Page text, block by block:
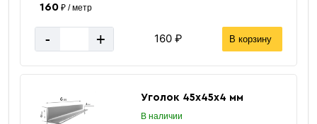
160₽ / метр
- + 160 ₽ В корзину
Уголок 45х45х4 мм
В наличии